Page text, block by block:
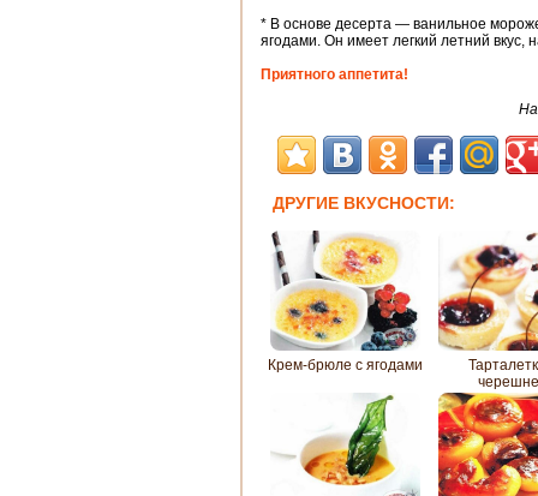
* В основе десерта — ванильное
ягодами. Он имеет легкий летний
Приятного аппетита!
ДРУГИЕ ВКУСНОСТИ:
Крем-брюле с ягодами